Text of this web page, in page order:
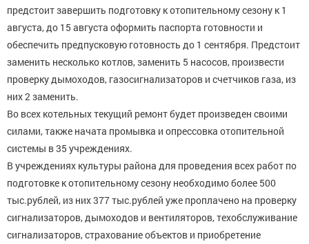
предстоит завершить подготовку к отопительному сезону к 1
августа, до 15 августа оформить паспорта готовности и
обеспечить предпусковую готовность до 1 сентября. Предстоит
заменить несколько котлов, заменить 5 насосов, произвести
проверку дымоходов, газосигнализаторов и счетчиков газа, из
них 2 заменить.
Во всех котельных текущий ремонт будет произведен своими
силами, также начата промывка и опрессовка отопительной
системы в 35 учреждениях.
В учреждениях культуры района для проведения всех работ по
подготовке к отопительному сезону необходимо более 500
тыс.рублей, из них 377 тыс.рублей уже проплачено на проверку
сигнализаторов, дымоходов и вентиляторов, техобслуживание
сигнализаторов, страхование объектов и приобретение